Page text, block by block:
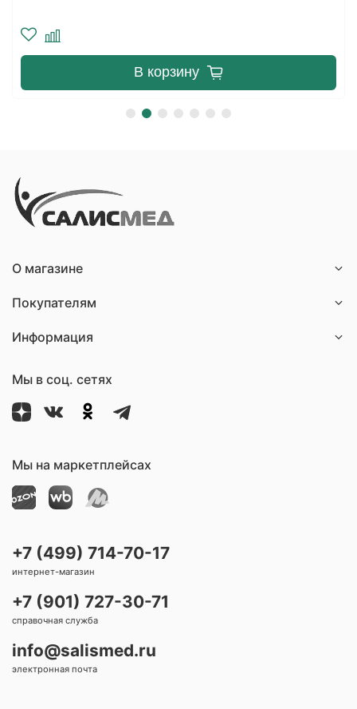
В корзину
О магазине
Покупателям
Информация
Мы в соц. сетях
Мы на маркетплейсах
+7 (499) 714-70-17
интернет-магазин
+7 (901) 727-30-71
справочная служба
info@salismed.ru
электронная почта